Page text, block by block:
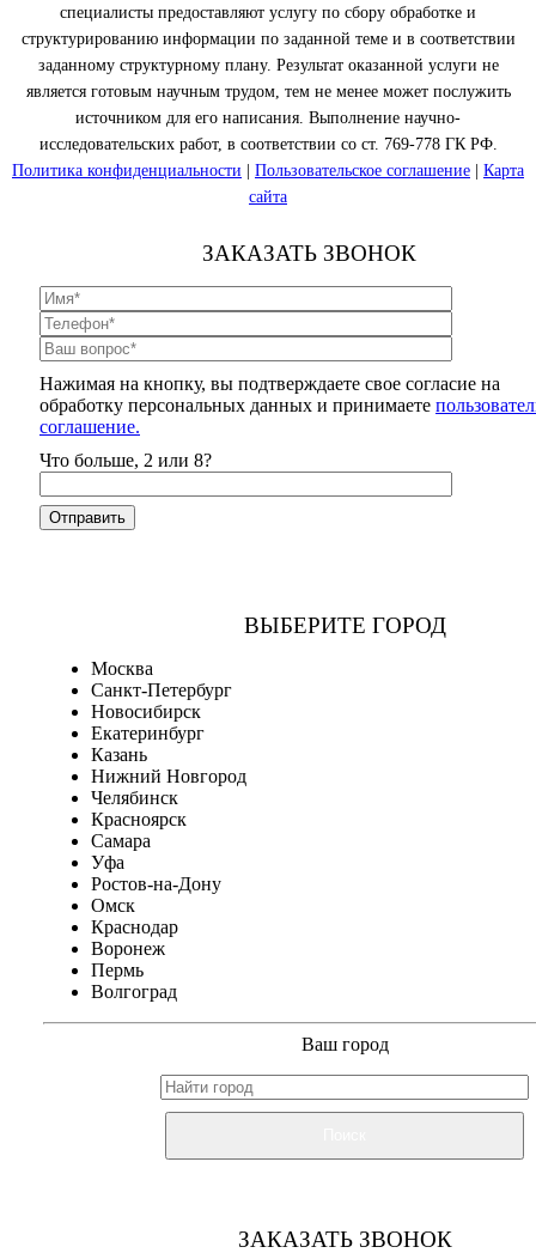
специалисты предоставляют услугу по сбору обработке и
структурированию информации по заданной теме и в соответствии
заданному структурному плану. Результат оказанной услуги не
является готовым научным трудом, тем не менее может послужить
источником для его написания. Выполнение научно-
исследовательских работ, в соответствии со ст. 769-778 ГК РФ.
Политика конфиденциальности
Пользовательское соглашение
Карта
сайта
ЗАКАЗАТЬ ЗВОНОК
Нажимая на кнопку, вы подтверждаете свое согласие на
обработку персональных данных и принимаете
соглашение.
Что больше, 2 или 8?
ВЫБЕРИТЕ ГОРОД
Москва
Санкт-Петербург
Новосибирск
Екатеринбург
Казань
Нижний Новгород
Челябинск
Красноярск
Самара
Уфа
Ростов-на-Дону
Омск
Краснодар
Воронеж
Пермь
Волгоград
Ваш город
ЗАКАЗАТЬ ЗВОНОК